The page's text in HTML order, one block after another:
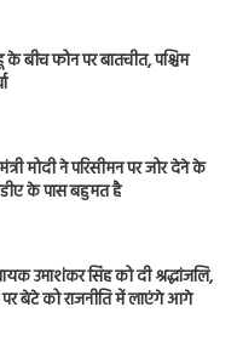
बीच फोन पर बातचीत, पश्चिम
मोदी ने परिसीमन पर जोर देने के
के पास बहुमत है
उमाशंकर सिंह को दी श्रद्धांजलि,
पर बेटे को राजनीति में लाएंगे आगे